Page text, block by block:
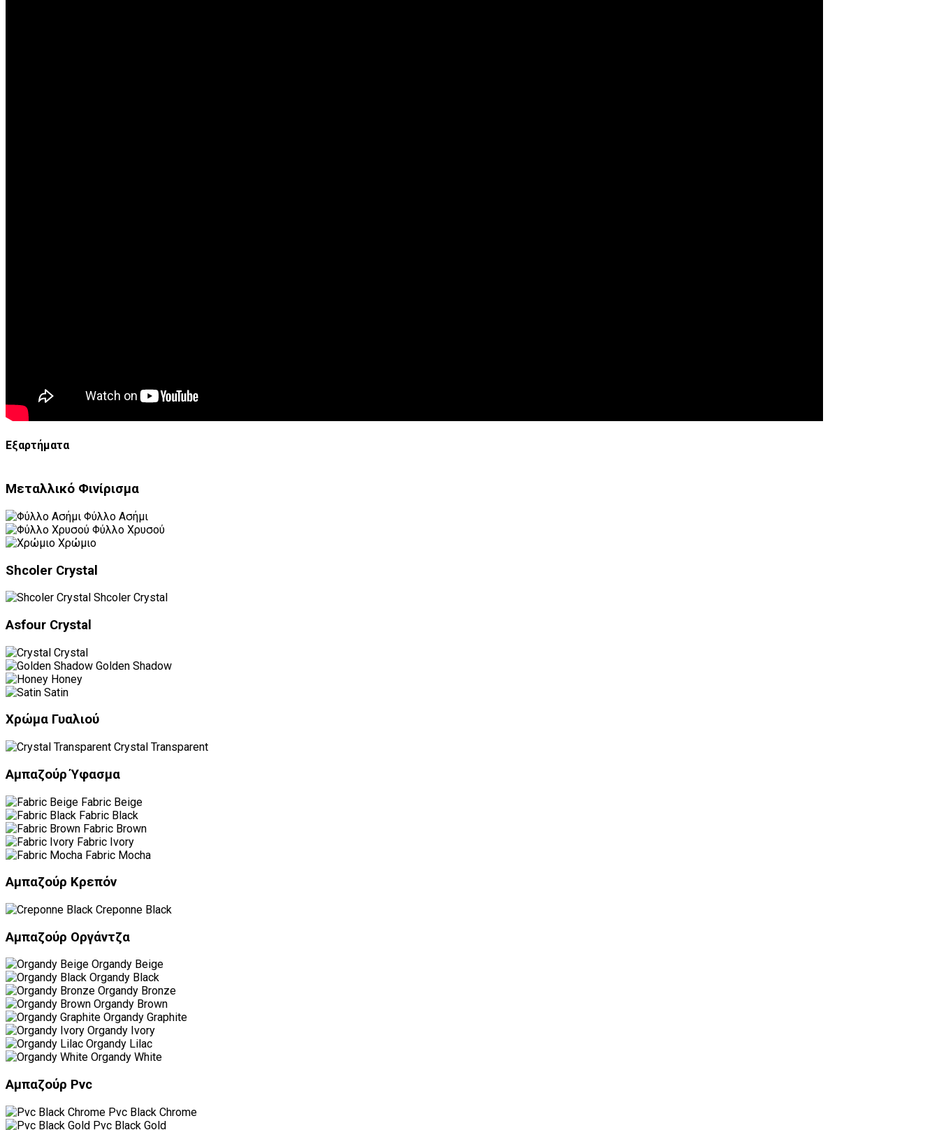
Εξαρτήματα
Μεταλλικό Φινίρισμα
Φύλλο Ασήμι
Φύλλο Χρυσού
Χρώμιο
Shcoler Crystal
Shcoler Crystal
Asfour Crystal
Crystal
Golden Shadow
Honey
Satin
Χρώμα Γυαλιού
Crystal Transparent
Αμπαζούρ Ύφασμα
Fabric Beige
Fabric Black
Fabric Brown
Fabric Ivory
Fabric Mocha
Αμπαζούρ Κρεπόν
Creponne Black
Αμπαζούρ Οργάντζα
Organdy Beige
Organdy Black
Organdy Bronze
Organdy Brown
Organdy Graphite
Organdy Ivory
Organdy Lilac
Organdy White
Αμπαζούρ Pvc
Pvc Black Chrome
Pvc Black Gold